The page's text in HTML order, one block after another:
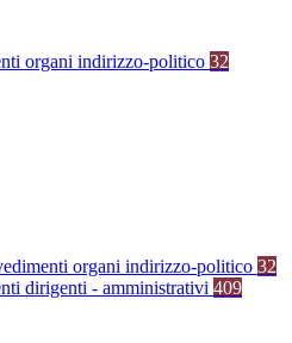
organi indirizzo-politico 32
organi indirizzo-politico 32
dirigenti - amministrativi 409